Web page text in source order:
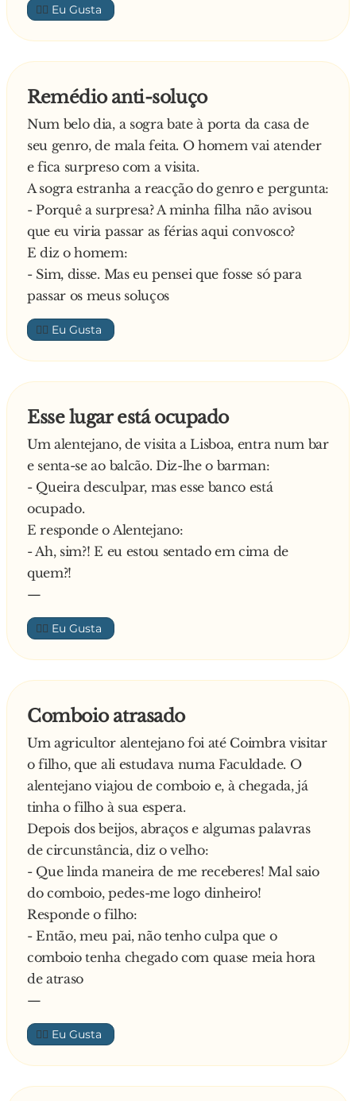
👍🏼
Remédio anti-soluço
Num belo dia, a sogra bate à porta da casa de
seu genro, de mala feita. O homem vai atender
e fica surpreso com a visita.
A sogra estranha a reacção do genro e pergunta:
- Porquê a surpresa? A minha filha não avisou
que eu viria passar as férias aqui convosco?
E diz o homem:
- Sim, disse. Mas eu pensei que fosse só para
passar os meus soluços
👍🏼
Esse lugar está ocupado
Um alentejano, de visita a Lisboa, entra num bar
e senta-se ao balcão. Diz-lhe o barman:
- Queira desculpar, mas esse banco está
ocupado.
E responde o Alentejano:
- Ah, sim?! E eu estou sentado em cima de
quem?!
—
👍🏼
Comboio atrasado
Um agricultor alentejano foi até Coimbra visitar
o filho, que ali estudava numa Faculdade. O
alentejano viajou de comboio e, à chegada, já
tinha o filho à sua espera.
Depois dos beijos, abraços e algumas palavras
de circunstância, diz o velho:
- Que linda maneira de me receberes! Mal saio
do comboio, pedes-me logo dinheiro!
Responde o filho:
- Então, meu pai, não tenho culpa que o
comboio tenha chegado com quase meia hora
de atraso
—
👍🏼